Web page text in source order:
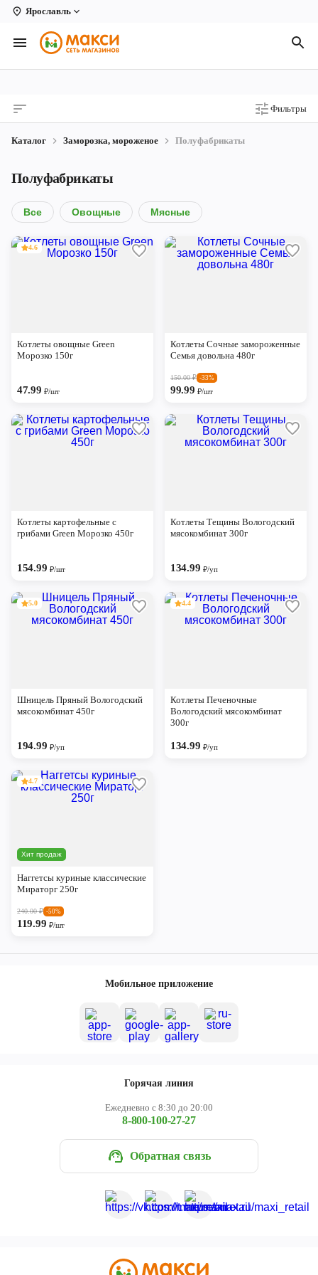
Ярославль
Вологда
Архангельск
Киров
Коряжма
Котлас
Новодвинск
Ярославль
Фильтры
Каталог Заморозка, мороженое Полуфабрикаты
Полуфабрикаты
Все Овощные Мясные
4.6
Котлеты овощные Green
Морозко 150г
47.99₽/шт
Котлеты Сочные замороженные
Семья довольна 480г
150.00₽ -33%
99.99₽/шт
Котлеты картофельные с
грибами Green Морозко 450г
154.99 ₽/шт
Котлеты Тещины Вологодский
мясокомбинат 300г
134.99 ₽/уп
5.0
Шницель Пряный Вологодский
мясокомбинат 450г
194.99 ₽/уп
4.4
Котлеты Печеночные
Вологодский мясокомбинат
300г
134.99 ₽/уп
Хит продаж
4.7
Наггетсы куриные классические
Мираторг 250г
240.00₽ -50%
119.99 ₽/шт
Мобильное приложение
Горячая линия
Ежедневно с 8:30 до 20:00
8-800-100-27-27
Обратная связь